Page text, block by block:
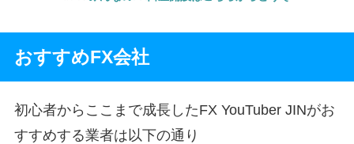
おすすめFX会社
初心者からここまで成長したFX YouTuber JINがお
すすめする業者は以下の通り